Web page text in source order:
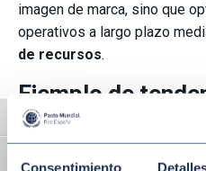
Consentimiento
Alternar alto contraste
Alternar tamaño de letra
imagen de marca, sino que
operativos a largo plazo
de recursos.
Ejemplo de
sostenibilidad
gestión del